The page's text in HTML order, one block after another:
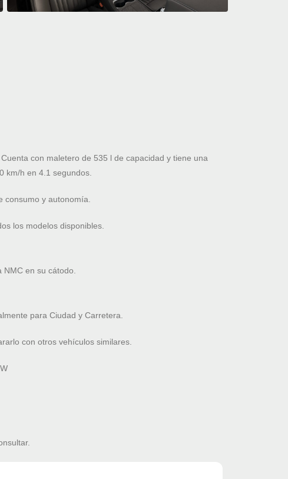
con maletero de 535 l de capacidad y tiene una
km/h en 4.1 segundos.
consumo y autonomía.
los modelos disponibles.
NMC en su cátodo.
para Ciudad y Carretera.
con otros vehículos similares.